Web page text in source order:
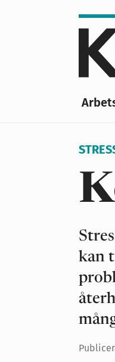
kan